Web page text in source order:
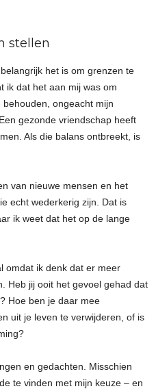
stellen
het is om grenzen te
ik dat het aan mij was om
ongeacht mijn
gezonde vriendschap heeft
Als die balans ontbreekt, is
van nieuwe mensen en het
echt wederkerig zijn. Dat is
ik weet dat het op de lange
omdat ik denk dat er meer
Heb jij ooit het gevoel gehad dat
Hoe ben je daar mee
uit je leven te verwijderen, of is
en gedachten. Misschien
te vinden met mijn keuze – en